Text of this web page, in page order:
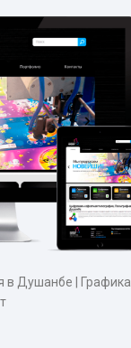
в Душанбе | Графика